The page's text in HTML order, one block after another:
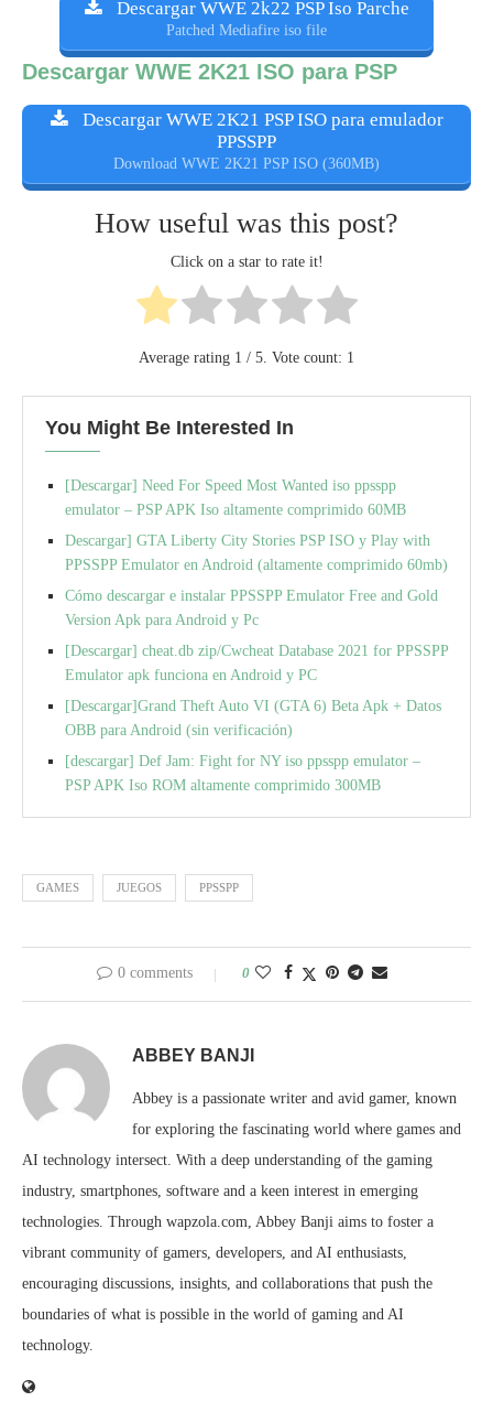
Descargar WWE 2k22 PSP Iso Parche
Patched Mediafire iso file
Descargar WWE 2K21 ISO para PSP
Descargar WWE 2K21 PSP ISO para emulador
PPSSPP
Download WWE 2K21 PSP ISO (360MB)
How useful was this post?
Click on a star to rate it!
Average rating 1 / 5. Vote count: 1
You Might Be Interested In
[Descargar] Need For Speed Most Wanted iso ppsspp
emulator – PSP APK Iso altamente comprimido 60MB
Descargar] GTA Liberty City Stories PSP ISO y Play with
PPSSPP Emulator en Android (altamente comprimido 60mb)
Cómo descargar e instalar PPSSPP Emulator Free and Gold
Version Apk para Android y Pc
[Descargar] cheat.db zip/Cwcheat Database 2021 for PPSSPP
Emulator apk funciona en Android y PC
[Descargar]Grand Theft Auto VI (GTA 6) Beta Apk + Datos
OBB para Android (sin verificación)
[descargar] Def Jam: Fight for NY iso ppsspp emulator –
PSP APK Iso ROM altamente comprimido 300MB
GAMES JUEGOS PPSSPP
0 comments 0
ABBEY BANJI
Abbey is a passionate writer and avid gamer, known
for exploring the fascinating world where games and
AI technology intersect. With a deep understanding of the gaming
industry, smartphones, software and a keen interest in emerging
technologies. Through wapzola.com, Abbey Banji aims to foster a
vibrant community of gamers, developers, and AI enthusiasts,
encouraging discussions, insights, and collaborations that push the
boundaries of what is possible in the world of gaming and AI
technology.